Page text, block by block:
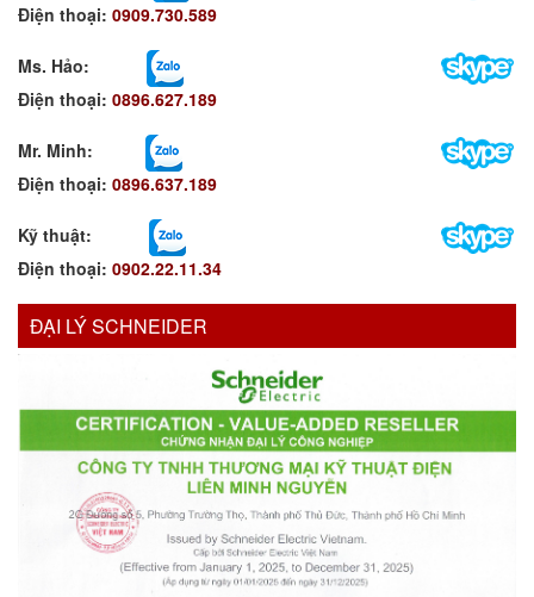
Điện thoại: 0909.730.589
Ms. Hảo:
Điện thoại: 0896.627.189
Mr. Minh:
Điện thoại: 0896.637.189
Kỹ thuật:
Điện thoại: 0902.22.11.34
ĐẠI LÝ SCHNEIDER